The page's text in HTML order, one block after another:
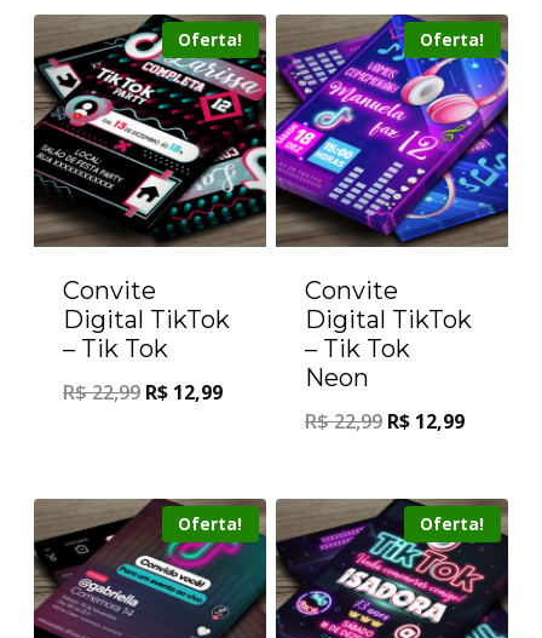
Oferta!
Convite
Digital TikTok
– Tik Tok
R$22,99 R$ 12,99
Oferta!
Convite
Digital TikTok
– Tik Tok
Neon
R$22,99 R$ 12,99
Oferta! Oferta!